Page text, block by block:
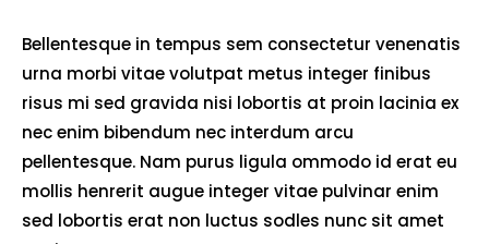
Bellentesque in tempus sem consectetur venenatis
urna morbi vitae volutpat metus integer finibus
risus mi sed gravida nisi lobortis at proin lacinia ex
nec enim bibendum nec interdum arcu
pellentesque. Nam purus ligula ommodo id erat eu
mollis henrerit augue integer vitae pulvinar enim
sed lobortis erat non luctus sodles nunc sit amet